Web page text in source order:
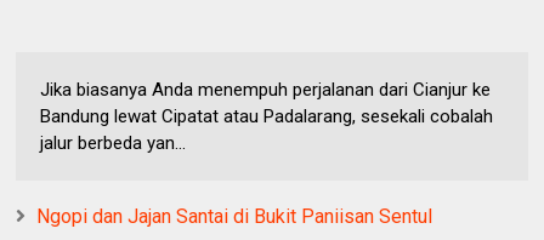
Jika biasanya Anda menempuh perjalanan dari Cianjur ke
Bandung lewat Cipatat atau Padalarang, sesekali cobalah
jalur berbeda yan...
Ngopi dan Jajan Santai di Bukit Paniisan Sentul